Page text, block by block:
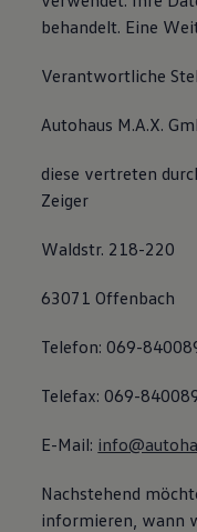
Magazin
Familie
behandelt. Eine
Verantwortliche
Autohaus M.A.X.
diese vertreten
Zeiger
Waldstr. 218-220
63071 Offenbach
Telefon: 069-
Telefax: 069-
E-Mail:
Nachstehend
informieren, wann